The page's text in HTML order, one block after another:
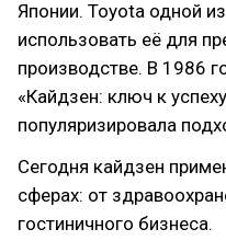
Японии. Toyota одной
использовать её для
производстве. В 1986
«Кайдзен: ключ к
популяризировала
Сегодня кайдзен
сферах: от
гостиничного бизнеса.